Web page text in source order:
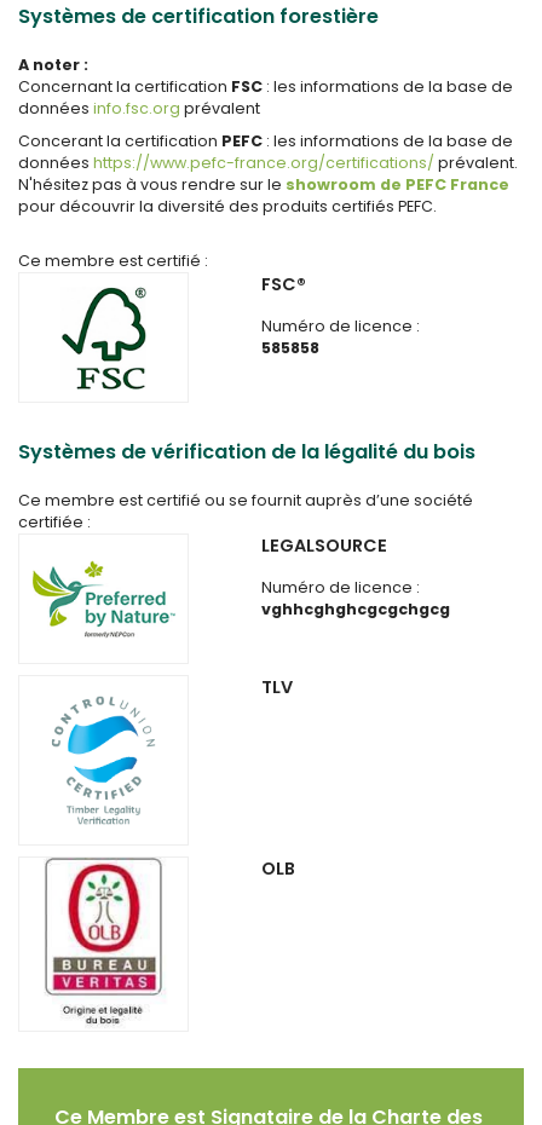
Systèmes de certification forestière
A noter :
Concernant la certification FSC : les informations de la base de
données info.fsc.org prévalent
Concerant la certification PEFC : les informations de la base de
données https://www.pefc-france.org/certifications/ prévalent.
N'hésitez pas à vous rendre sur le showroom de PEFC France
pour découvrir la diversité des produits certifiés PEFC.
Ce membre est certifié :
FSC®
Numéro de licence :
585858
Systèmes de vérification de la légalité du bois
Ce membre est certifié ou se fournit auprès d’une société
certifiée :
LEGALSOURCE
Numéro de licence :
vghhcghghcgcgchgcg
TLV
OLB
Ce Membre est Signataire de la Charte des